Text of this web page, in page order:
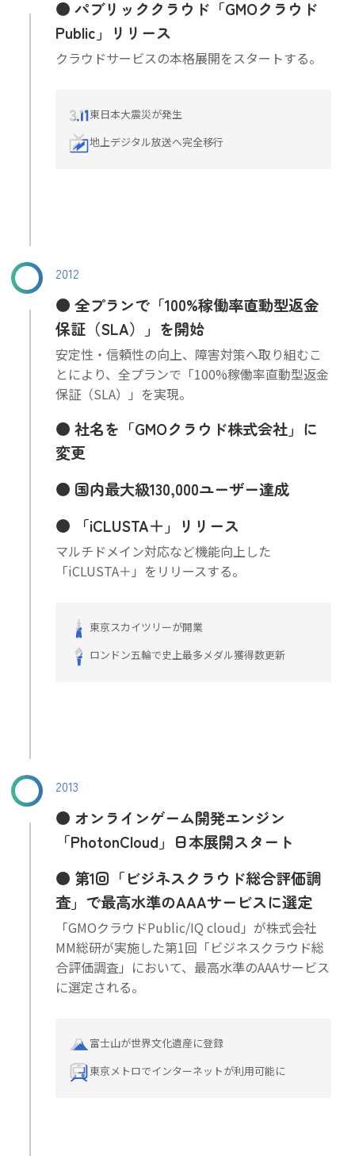
パブリッククラウド「GMOクラウド
Public」リリース
クラウドサービスの本格展開をスタートする。
東日本大震災が発生
地上デジタル放送へ完全移行
2012
全プランで「100%稼働率直動型返金
保証（SLA）」を開始
安定性・信頼性の向上、障害対策へ取り組むこ
とにより、全プランで「100%稼働率直動型返金
保証（SLA）」を実現。
社名を「GMOクラウド株式会社」に
変更
国内最大級130,000ユーザー達成
「iCLUSTA＋」リリース
マルチドメイン対応など機能向上した
「iCLUSTA＋」をリリースする。
東京スカイツリーが開業
ロンドン五輪で史上最多メダル獲得数更新
2013
オンラインゲーム開発エンジン
「PhotonCloud」日本展開スタート
第1回「ビジネスクラウド総合評価調
査」で最高水準のAAAサービスに選定
「GMOクラウドPublic/IQ cloud」が株式会社
MM総研が実施した第1回「ビジネスクラウド総
合評価調査」において、最高水準のAAAサービス
に選定される。
富士山が世界文化遺産に登録
東京メトロでインターネットが利用可能に